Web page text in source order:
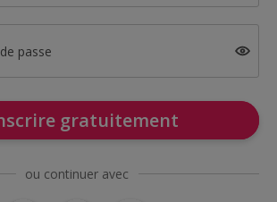
passe
gratuitement
ou continuer avec